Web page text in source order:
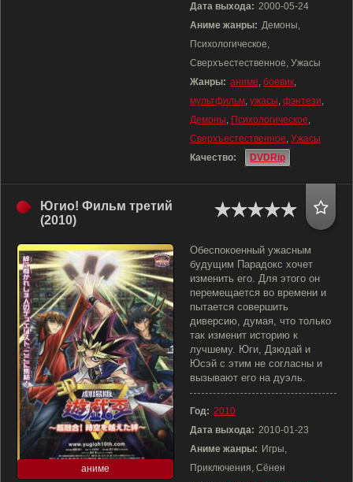
Дата выхода: 2000-05-24
Аниме жанры: Демоны,
Психологическое,
Сверхъестественное, Ужасы
Жанры: аниме, боевик,
мультфильм, ужасы, фэнтези,
Демоны, Психологическое,
Сверхъестественное, Ужасы
Качество:
DVDRip
Югио! Фильм третий
(2010)
аниме
Обеспокоенный ужасным
будущим Парадокс хочет
изменить его. Для этого он
перемещается во времени и
пытается совершить
диверсию, думая, что только
так изменит историю к
лучшему. Юги, Дзюдай и
Юсэй с этим не согласны и
вызывают его на дуэль.
Год: 2010
Дата выхода: 2010-01-23
Аниме жанры: Игры,
Приключения, Сёнен